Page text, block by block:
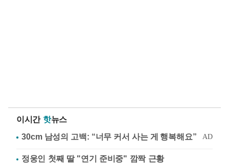
이시간 핫뉴스
정웅인 첫째 딸 "연기 준비중" 깜짝 근황